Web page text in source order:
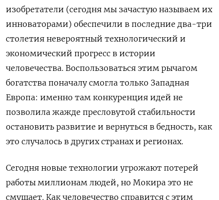
изобретатели (сегодня мы зачастую называем их
инноваторами) обеспечили в последние два-три
столетия невероятный технологический и
экономический прогресс в истории
человечества. Воспользоваться этим рычагом
богатства поначалу смогла только Западная
Европа: именно там конкуренция идей не
позволила жажде пресловутой стабильности
остановить развитие и вернуться в бедность, как
это случалось в других странах и регионах.
Сегодня новые технологии угрожают потерей
работы миллионам людей, но Мокира это не
смущает. Как человечество справится с этим